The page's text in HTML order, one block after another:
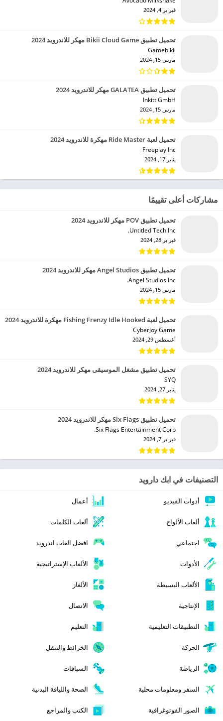
فبراير 4, 2024
تحميل تطبيق Bikii Cloud Game مهكر للاندرويد 2024
Gamebikii‏
مارس 15, 2024
تحميل تطبيق GALATEA مهكر للاندرويد 2024
Inkitt GmbH‏
مارس 15, 2024
تحميل لعبة Ride Master مهكرة للاندرويد 2024
Freeplay Inc‏
يناير 17, 2024
مشاركات أعلى تقييمًا
تحميل تطبيق POV مهكر للاندرويد 2024
Untitled Tech Inc.‏
فبراير 28, 2024
تحميل تطبيق Angel Studios مهكر للاندرويد 2024
Angel Studios Inc.‏
مارس 15, 2024
تحميل لعبة Fishing Frenzy Idle Hooked مهكرة للاندرويد 2024
CyberJoy Game‏
أغسطس 29, 2024
تحميل تطبيق مشغل الموسيقى مهكر للاندرويد 2024
SYQ‏
يناير 27, 2024
تحميل تطبيق Six Flags مهكر للاندرويد 2024
Six Flags Entertainment Corp.‏
فبراير 7, 2024
التصنيفات في ابك دارويد
أدوات الفيديو أعمال
ألعاب الألواح ألعاب الكلمات
اجتماعي افضل العاب اندرويد
الأدوات الألعاب الإستراتيجية
الألعاب البسيطة الألغاز
الإنتاجية الاتصال
التطبيقات التعليمية التعليم
الحركة الخرائط والتنقل
الرياضة السباقات
السفر ومعلومات محلية الصحة واللياقة البدنية
الصور الفوتوغرافية الكتب والمراجع